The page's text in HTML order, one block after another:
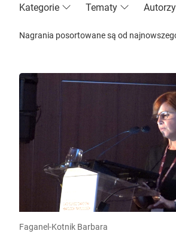
Kategorie Tematy Autorzy
Nagrania posortowane są od
Faganel-Kotnik Barbara